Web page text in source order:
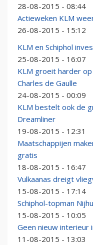
28-08-2015 - 08:44
Actieweken KLM
26-08-2015 - 15:12
KLM en Schiphol
25-08-2015 - 16:07
KLM groeit harder op
Charles de Gaulle
24-08-2015 - 00:09
KLM bestelt ook de
Dreamliner
19-08-2015 - 12:31
Maatschappijen
gratis
18-08-2015 - 16:47
Vulkaanas dreigt
15-08-2015 - 17:14
Schiphol-topman
15-08-2015 - 10:05
Geen nieuw interieur
11-08-2015 - 13:03